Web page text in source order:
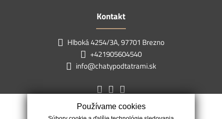
Kontakt
Hlboká 4254/3A, 97701 Brezno
+421905604540
info@chatypodtatrami.sk
Používame cookies